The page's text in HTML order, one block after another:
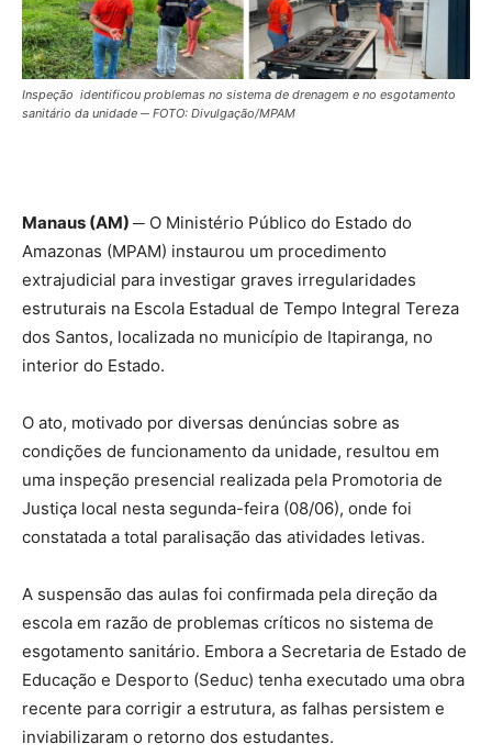
Inspeção identificou problemas no sistema de drenagem e no esgotamento
sanitário da unidade ─ FOTO: Divulgação/MPAM
Manaus (AM) ─ O Ministério Público do Estado do
Amazonas (MPAM) instaurou um procedimento
extrajudicial para investigar graves irregularidades
estruturais na Escola Estadual de Tempo Integral Tereza
dos Santos, localizada no município de Itapiranga, no
interior do Estado.
O ato, motivado por diversas denúncias sobre as
condições de funcionamento da unidade, resultou em
uma inspeção presencial realizada pela Promotoria de
Justiça local nesta segunda-feira (08/06), onde foi
constatada a total paralisação das atividades letivas.
A suspensão das aulas foi confirmada pela direção da
escola em razão de problemas críticos no sistema de
esgotamento sanitário. Embora a Secretaria de Estado de
Educação e Desporto (Seduc) tenha executado uma obra
recente para corrigir a estrutura, as falhas persistem e
inviabilizaram o retorno dos estudantes.